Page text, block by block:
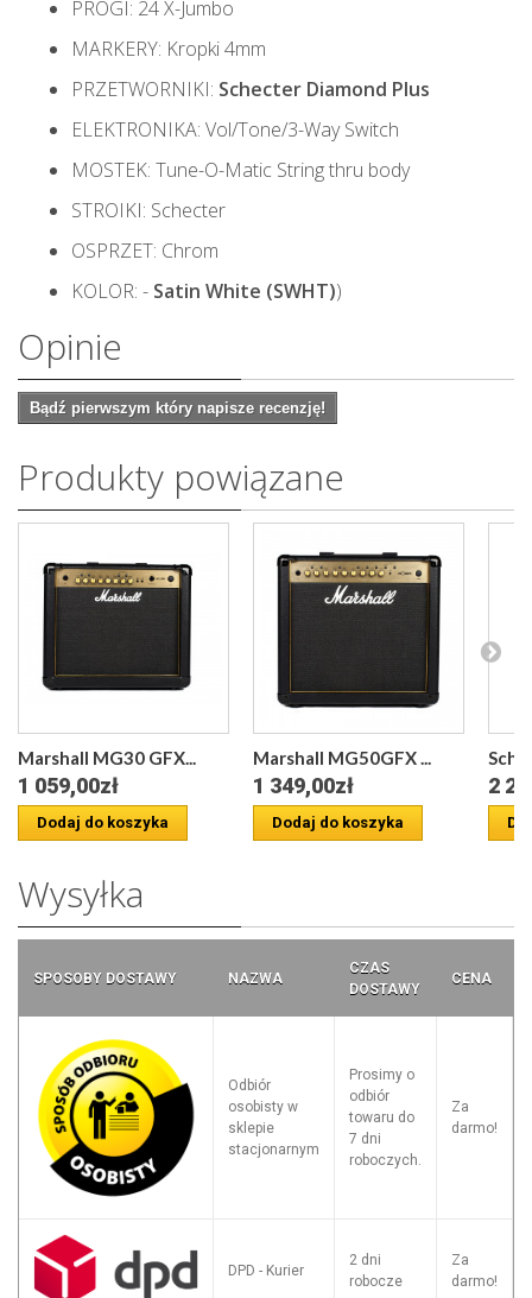
PROGI: 24 X-Jumbo
MARKERY: Kropki 4mm
PRZETWORNIKI: Schecter Diamond Plus
ELEKTRONIKA: Vol/Tone/3-Way Switch
MOSTEK: Tune-O-Matic String thru body
STROIKI: Schecter
OSPRZET: Chrom
KOLOR: - Satin White (SWHT))
Opinie
Bądź pierwszym który napisze recenzję!
Produkty powiązane
Marshall MG30 GFX...
1 059,00zł
Dodaj do koszyka
Marshall MG50GFX ...
1 349,00zł
Dodaj do koszyka
2
Wysyłka
SPOSOBY DOSTAWY NAZWA
CZAS
DOSTAWY
CENA
Odbiór
osobisty w
sklepie
stacjonarnym
Prosimy o
odbiór
towaru do
7 dni
roboczych.
Za
darmo!
DPD - Kurier
2 dni
robocze
Za
darmo!